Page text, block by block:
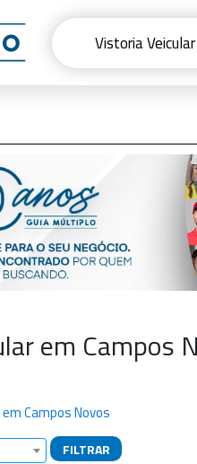
em Campos
Campos Novos
FILTRAR